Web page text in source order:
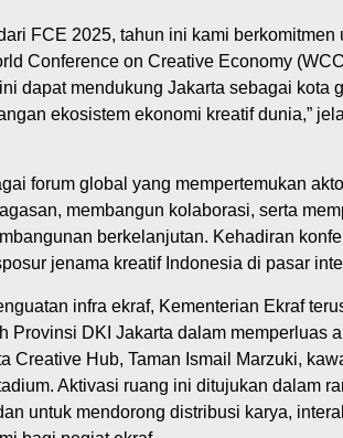
FCE 2025, tahun ini kami berkomitmen
Conference on Creative Economy
dapat mendukung Jakarta sebagai kota
ekosistem ekonomi kreatif dunia,”
forum global yang mempertemukan
membangun kolaborasi, serta
berkelanjutan. Kehadiran
jenama kreatif Indonesia di pasar
infra ekraf, Kementerian Ekraf
Provinsi DKI Jakarta dalam memperluas
Creative Hub, Taman Ismail Marzuki,
Aktivasi ruang ini ditujukan dalam
untuk mendorong distribusi karya,